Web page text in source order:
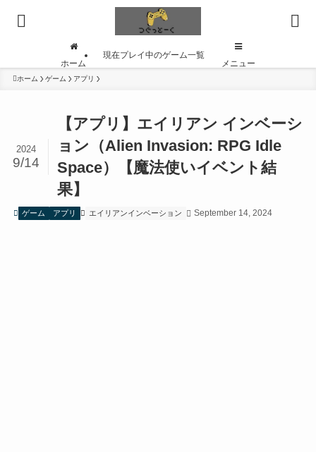
ホーム
現在プレイ中のゲーム一覧
メニュー
ホーム ゲーム アプリ
【アプリ】エイリアン インベーシ
ョン（Alien Invasion: RPG Idle
Space）【魔法使いイベント結
果】
2024
9/14
ゲーム アプリ エイリアンインベーション September 14, 2024